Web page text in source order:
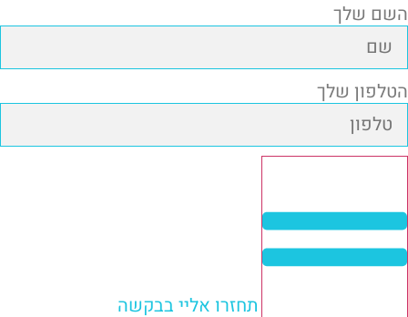
השם שלך
הטלפון שלך
תחזרו אליי בבקשה